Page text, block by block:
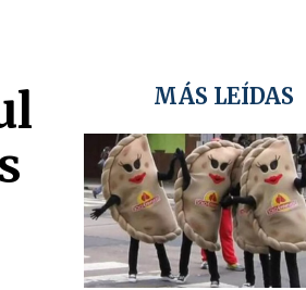
MÁS LEÍDAS